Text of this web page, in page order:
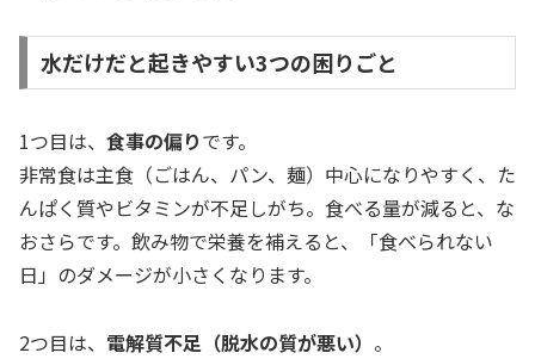
水だけだと起きやすい3つの困りごと
1つ目は、 食事の偏りです。
非常食は主食（ごはん、パン、麺）中心になりやすく、た
んぱく質やビタミンが不足しがち。食べる量が減ると、な
おさらです。飲み物で栄養を補えると、「食べられない
日」のダメージが小さくなります。
2つ目は、 電解質不足（脱水の質が悪い） 。